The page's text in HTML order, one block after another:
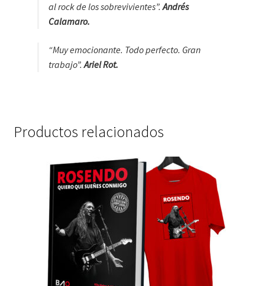
al rock de los sobrevivientes”.Andrés
Calamaro.
“Muy emocionante. Todo perfecto. Gran
trabajo”.Ariel Rot.
Productos relacionados